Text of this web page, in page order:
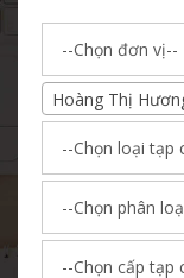
Hoàng Thị